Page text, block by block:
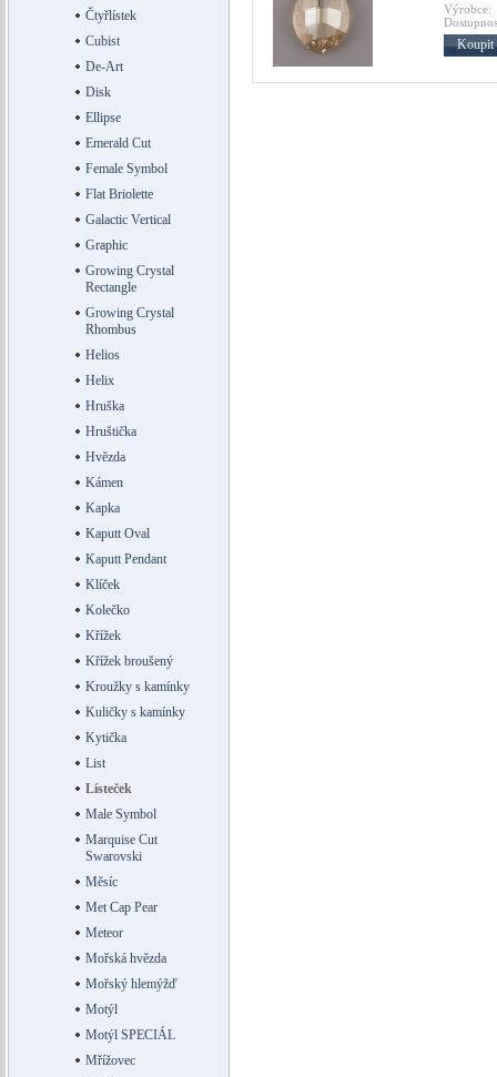
Čtyřlístek
Cubist
De-Art
Disk
Ellipse
Emerald Cut
Female Symbol
Flat Briolette
Galactic Vertical
Graphic
Growing Crystal
Rectangle
Growing Crystal
Rhombus
Helios
Helix
Hruška
Hruštička
Hvězda
Kámen
Kapka
Kaputt Oval
Kaputt Pendant
Klíček
Kolečko
Křížek
Křížek broušený
Kroužky s kamínky
Kuličky s kamínky
Kytička
List
Lísteček
Male Symbol
Marquise Cut
Swarovski
Měsíc
Met Cap Pear
Meteor
Mořská hvězda
Mořský hlemýžď
Motýl
Motýl SPECIÁL
Mřížovec
Výrobce:
Koupit